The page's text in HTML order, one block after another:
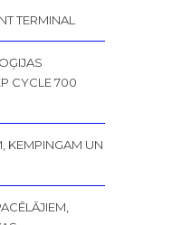
TERMINAL
CYCLE 700
KEMPINGAM UN